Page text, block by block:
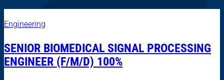
Engineering
SENIOR BIOMEDICAL SIGNAL PROCESSING
ENGINEER (F/M/D) 100%